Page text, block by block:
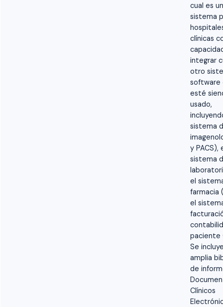
cual es un
sistema
clínicas
integrar
otro
software
esté
usado,
sistema
y PACS),
sistema
el
farmacia
el
paciente
Se
amplia
de
Clínicos